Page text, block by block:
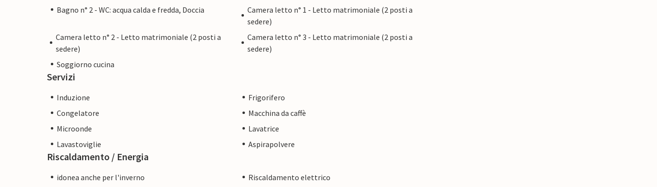
Bagno n° 2 - WC: acqua calda e fredda, Doccia
Camera letto n° 1 - Letto matrimoniale (2 posti a
sedere)
Camera letto n° 2 - Letto matrimoniale (2 posti a
sedere)
Camera letto n° 3 - Letto matrimoniale (2 posti a
sedere)
Soggiorno cucina
Servizi
Induzione
Frigorifero
Congelatore
Macchina da caffè
Microonde
Lavatrice
Lavastoviglie
Aspirapolvere
Riscaldamento / Energia
idonea anche per l'inverno
Riscaldamento elettrico